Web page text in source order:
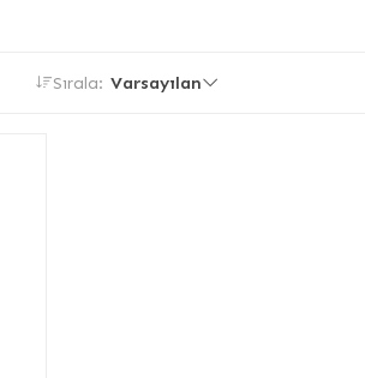
Sırala: Varsayılan